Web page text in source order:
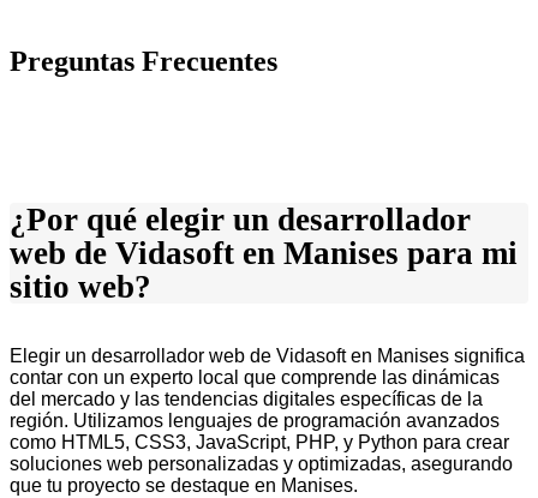
Preguntas Frecuentes
¿Por qué elegir un desarrollador
web de Vidasoft en Manises para mi
sitio web?
Elegir un desarrollador web de Vidasoft en Manises significa
contar con un experto local que comprende las dinámicas
del mercado y las tendencias digitales específicas de la
región. Utilizamos lenguajes de programación avanzados
como HTML5, CSS3, JavaScript, PHP, y Python para crear
soluciones web personalizadas y optimizadas, asegurando
que tu proyecto se destaque en Manises.